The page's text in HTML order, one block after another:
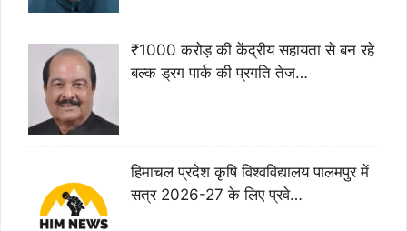
₹1000 करोड़ की केंद्रीय सहायता से बन रहे
बल्क ड्रग पार्क की प्रगति तेज…
हिमाचल प्रदेश कृषि विश्वविद्यालय पालमपुर में
सत्र 2026-27 के लिए प्रवे…